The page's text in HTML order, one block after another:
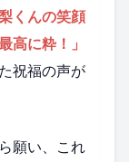
梨くんの笑顔
高に粋！」
祝福の声が
願い、これ